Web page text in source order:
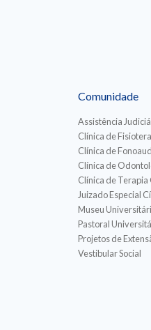
Comunidade
Assistência
Clínica de
Clínica de
Clínica de
Clínica de Terapia
Juizado Especial
Museu
Pastoral
Projetos de
Vestibular Social